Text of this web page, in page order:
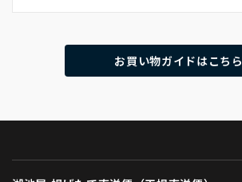
お買い物ガイドはこちら